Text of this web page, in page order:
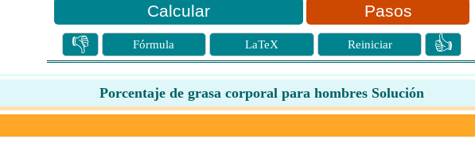
Pasos
👎 Fórmula LaTeX Reiniciar 👍
Porcentaje de grasa corporal para hombres Solución